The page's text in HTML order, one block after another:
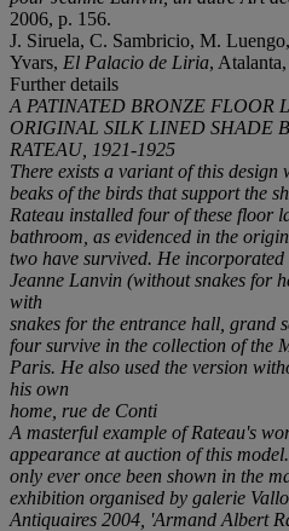
2006, p. 156.
J. Siruela, C. Sambricio, M.
Yvars, El Palacio de Liria,
Further details
A PATINATED BRONZE FLOOR
ORIGINAL SILK LINED SHADE
RATEAU, 1921-1925
There exists a variant of this design
beaks of the birds that support the
Rateau installed four of these floor
bathroom, as evidenced in the
two have survived. He
Jeanne Lanvin (without snakes for
with
snakes for the entrance hall, grand
four survive in the collection of the
Paris. He also used the version
his own
home, rue de Conti
A masterful example of Rateau's
appearance at auction of this
only ever once been shown in the
exhibition organised by galerie
Antiquaires 2004, 'Armand Albert